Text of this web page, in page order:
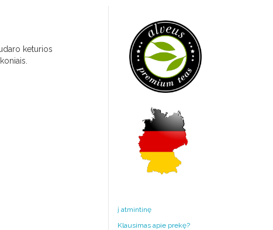
keturios
į atmintinę
Klausimas apie prekę?